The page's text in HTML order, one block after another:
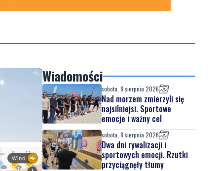
Wiadomości
sobota, 8 sierpnia 2026
Nad morzem zmierzyli się
najsilniejsi. Sportowe
emocje i ważny cel
sobota, 8 sierpnia 2026
Dwa dni rywalizacji i
sportowych emocji. Rzutki
przyciągnęły tłumy